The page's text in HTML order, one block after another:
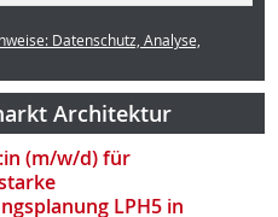
Datenschutz, Analyse,
Architektur
(m/w/d) für
LPH5 in